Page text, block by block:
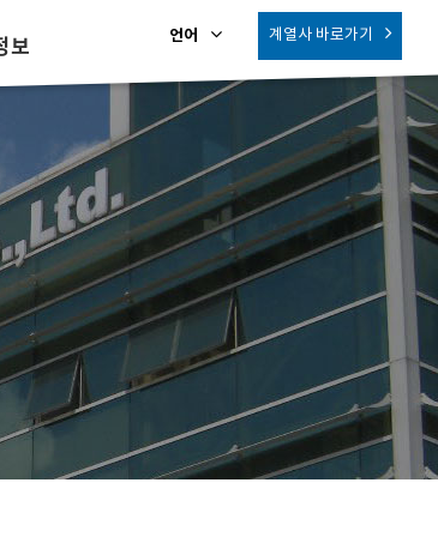
보 언어 계열사바로가기